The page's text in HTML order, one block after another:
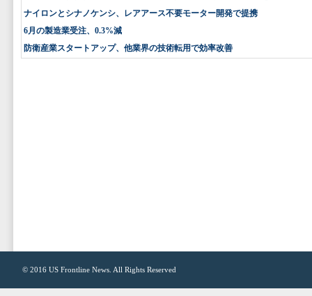
ナイロンとシナノケンシ、レアアース不要モーター開発で提携
6月の製造業受注、0.3%減
防衛産業スタートアップ、他業界の技術転用で効率改善
© 2016 US Frontline News . All Rights Reserved